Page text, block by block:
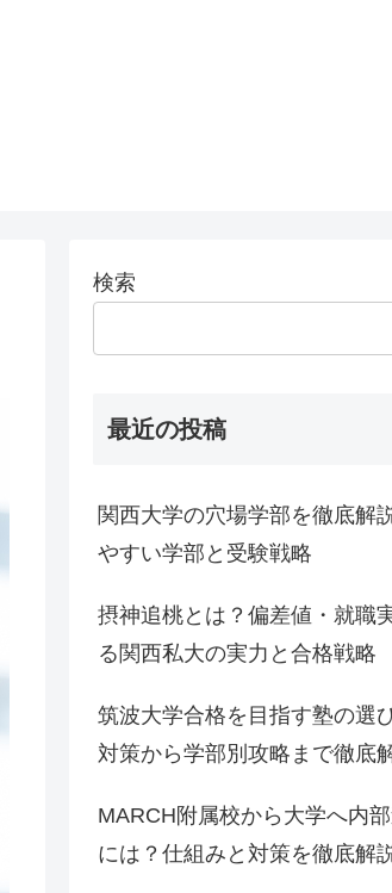
検索
最近の投稿
関西大学の穴場学部を徹底解
やすい学部と受験戦略
摂神追桃とは？偏差値・就職
る関西私大の実力と合格戦略
筑波大学合格を目指す塾の選
対策から学部別攻略まで徹底
MARCH附属校から大学へ内
には？仕組みと対策を徹底解